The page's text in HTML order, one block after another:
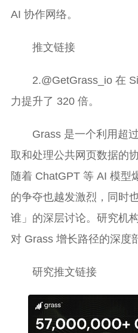
AI 协作网络。
推文链接
2.@GetGrass_io 在
力提升了 320 倍。
Grass 是一个利用超
取和处理公共网页数据的
随着 ChatGPT 等 AI 模型
的争夺也越发激烈，同时
谁」的深层讨论。研究机
对 Grass 增长路径的深度
研究推文链接